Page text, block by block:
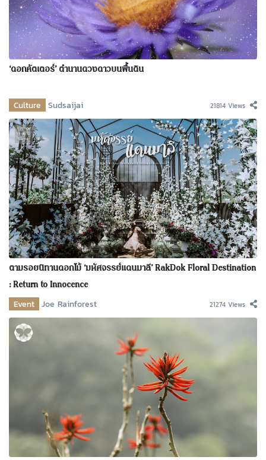
‘ดอกคัตเตอร์’ ตำนานดวงดาวบนพื้นดิน
Culture Sudsaijai 21814 Views
ตามรอยนิทานดอกไม้ ‘มหัศจรรย์แดนมาลี’ RakDok Floral Destination
: Return to Innocence
Event Joe Rainforest 21274 Views